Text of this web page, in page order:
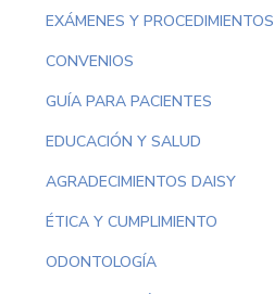
EXÁMENES Y PROCEDIMIENTOS
CONVENIOS
GUÍA PARA PACIENTES
EDUCACIÓN Y SALUD
AGRADECIMIENTOS DAISY
ÉTICA Y CUMPLIMIENTO
ODONTOLOGÍA